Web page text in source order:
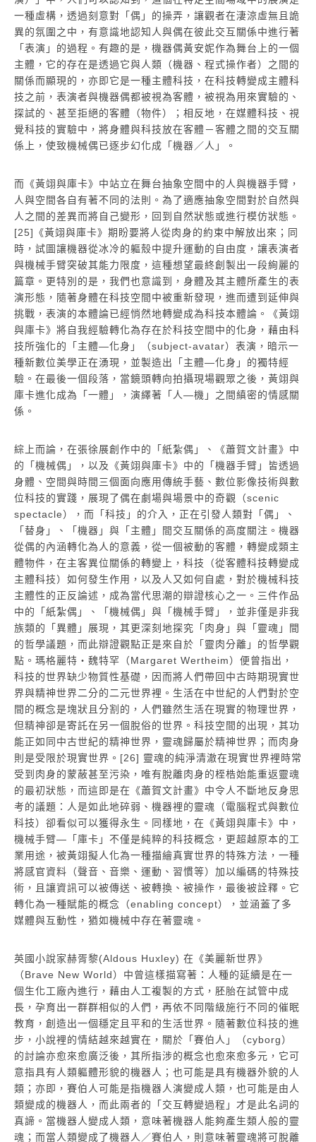
一種虛構，透過刻意對「偶」的操弄，讓觀者在淒涼虛無且詭
異的氛圍之中，有意識地認知人與偶在彼此交互關係中進行著
「表演」的過程。有趣的是，機器偶黃安妮作為舞台上的一個
主體，它的存在是透過它與人類（機器、程式操作者）之間的
關係而顯現的，亦即它是一種主體科技，在科技轉變成主體科
技之前，表演者與機器偶都被視為客體，被視為用來實驗的、
探試的、甚至拒絕的客體（物件）；相反地，在媒體科技、視
覺科技的實驗中，將身體與科技放在客體－客體之間的交互關
係上，使致機械偶已逐步幻化成「機器／人」。
而《黃翊與庫卡》中站立在舞台抽象空間中的人與機器手臂，
人與空間各自有著不同的法則。為了適應抽象空間對於自然與
人之間的差異而將自己變形，回到自然狀態或進行模仿狀態。
[25]《黃翊與庫卡》期盼要將人從肉身的約束中解放出來；同
時，試圖讓機器從冰冷的軀殼中提升運動的自由度，讓表演者
與機械手臂突破其能力限度，這種想望最終創製出一段絢麗的
篇章。更特別的是，我們也意識到，身體及其主體所產生的表
演形態，隨著身體在科技空間中被重新發現，進而遭到延伸與
挑戰，表演的本體論已經悄然地轉變成為科技本體論。《黃翊
與庫卡》將自我經驗轉化為存在於科技空間中的化身，藉由科
技所強化的「主體―化身」（subject-avatar）表演，暗示一
種新數位美學正在湧現，並製造出「主體―化身」的獨特經
驗。在最後一個段落，當鏡頭轉向拍攝現場觀眾之後，黃翊與
庫卡進化成為「一體」，演繹著「人―機」之間縝密的情感關
係。
綜上而論，在張徐展創作中的「紙紮偶」、《蕭賀文計畫》中
的「機械偶」，以及《黃翊與庫卡》中的「機器手臂」皆透過
身體、空間與時間三個面向應用傳統手藝、數位影像技術與數
位科技的實踐，展現了偶在劇場與場景中的奇觀（scenic
spectacle），而「科技」的介入，正在引發人類對「偶」、
「替身」、「機器」與「主體」間交互關係的高度關注。機器
從偶的內涵轉化為人的意義，從一個被動的客體，轉變成類主
體物件，在主客異位關係的轉變上，科技（從客體科技轉變成
主體科技）如何發生作用，以及人又如何自處，對於機械科技
主體性的正反論述，成為當代思潮的辯證核心之一。三件作品
中的「紙紮偶」、「機械偶」與「機械手臂」，並非僅是非我
族類的「異體」展現，其更深刻地探究「肉身」與「靈魂」間
的哲學議題，而此辯證觀點正是來自於「靈肉分離」的哲學觀
點。瑪格麗特・魏特罕（Margaret Wertheim）便曾指出，
科技的世界缺少物質性基礎，因而將人們帶回中古時期現實世
界與精神世界二分的二元世界裡。生活在中世紀的人們對於空
間的概念是塊狀且分割的，人們雖然生活在現實的物理世界，
但精神卻是寄託在另一個脫俗的世界。科技空間的出現，其功
能正如同中古世紀的精神世界，靈魂歸屬於精神世界；而肉身
則是受限於現實世界。[26] 靈魂的純淨清澈在現實世界裡時常
受到肉身的蒙蔽甚至污染，唯有脫離肉身的桎梏始能重返靈魂
的最初狀態，而這即是在《蕭賀文計畫》中令人不斷地反身思
考的議題：人是如此地碎弱、機器裡的靈魂（電腦程式與數位
科技）卻看似可以獲得永生。同樣地，在《黃翊與庫卡》中，
機械手臂―「庫卡」不僅是純粹的科技概念，更超越原本的工
業用途，被黃翊擬人化為一種描繪真實世界的特殊方法，一種
將感官資料（聲音、音樂、運動、習慣等）加以編碼的特殊技
術，且讓資訊可以被傳送、被轉換、被操作，最後被詮釋。它
轉化為一種賦能的概念（enabling concept），並涵蓋了多
媒體與互動性，猶如機械中存在著靈魂。
英國小說家赫胥黎(Aldous Huxley) 在《美麗新世界》
（Brave New World）中曾這樣描寫著：人種的延續是在一
個生化工廠內進行，藉由人工複製的方式，胚胎在試管中成
長，孕育出一群群相似的人們，再依不同階級施行不同的催眠
教育，創造出一個穩定且平和的生活世界。隨著數位科技的進
步，小說裡的情結越來越實在，關於「賽伯人」（cyborg）
的討論亦愈來愈廣泛後，其所指涉的概念也愈來愈多元，它可
意指具有人類軀體形貌的機器人；也可能是具有機器外貌的人
類；亦即，賽伯人可能是指機器人演變成人類，也可能是由人
類變成的機器人，而此兩者的「交互轉變過程」才是此名詞的
真諦。當機器人變成人類，意味著機器人能夠產生類人般的靈
魂；而當人類變成了機器人／賽伯人，則意味著靈魂將可脫離